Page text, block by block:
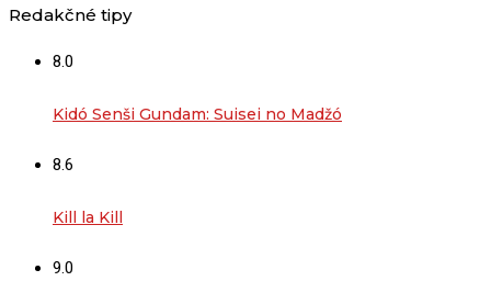
Redakčné tipy
8.0
Kidó Senši Gundam: Suisei no Madžó
8.6
Kill la Kill
9.0